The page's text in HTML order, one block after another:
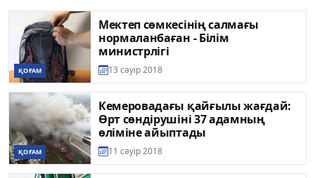
ҚОҒАМ
Мектеп сөмкесінің салмағы
нормаланбаған - Білім
министрлігі
13 сәуір 2018
ҚОҒАМ
Кемеровадағы қайғылы жағдай:
Өрт сөндірушіні 37 адамның
өліміне айыптады
11 сәуір 2018